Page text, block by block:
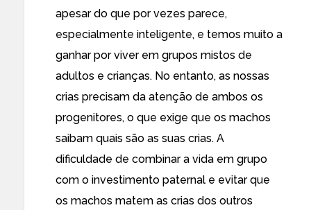
apesar do que por vezes parece,
especialmente inteligente, e temos muito a
ganhar por viver em grupos mistos de
adultos e crianças. No entanto, as nossas
crias precisam da atenção de ambos os
progenitores, o que exige que os machos
saibam quais são as suas crias. A
dificuldade de combinar a vida em grupo
com o investimento paternal e evitar que
os machos matem as crias dos outros